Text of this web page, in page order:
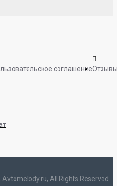
соглашение
All Rights Reserved